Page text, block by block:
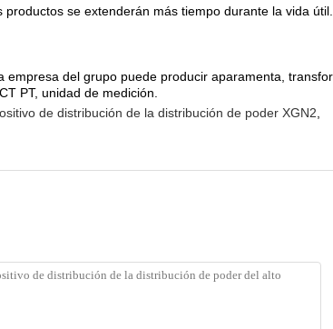
se extenderán más tiempo durante la vida útil.
del grupo puede producir aparamenta,
PT, unidad de medición.
de distribución de la distribución de poder XGN2